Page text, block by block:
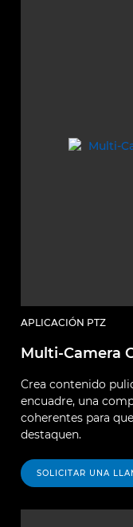
APLICACIÓN PTZ
Multi-Camera
Crea contenido
encuadre, una
coherentes para
destaquen.
SOLICITAR UNA